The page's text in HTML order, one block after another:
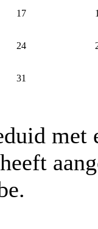
17
24
31
met